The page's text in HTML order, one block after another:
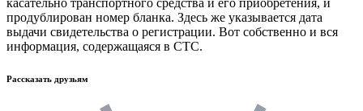
продублирован номер бланка. Здесь же указывается дата
выдачи свидетельства о регистрации. Вот собственно и вся
информация, содержащаяся в СТС.
Рассказать друзьям